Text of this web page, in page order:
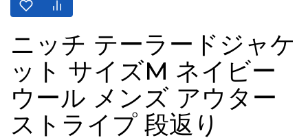
ニッチ テーラードジャケ
ット サイズM ネイビー
ウール メンズ アウター
ストライプ 段返り